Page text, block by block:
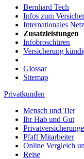
Bernhard Tech
Infos zum
Internationales
Zusatzleistungen
Infobroschüren
Versicherung
Glossar
Sitemap
Privatkunden
Mensch und Tier
Ihr Hab und Gut
Pfaff Mitarbeiter
Online Vergleich
Reise